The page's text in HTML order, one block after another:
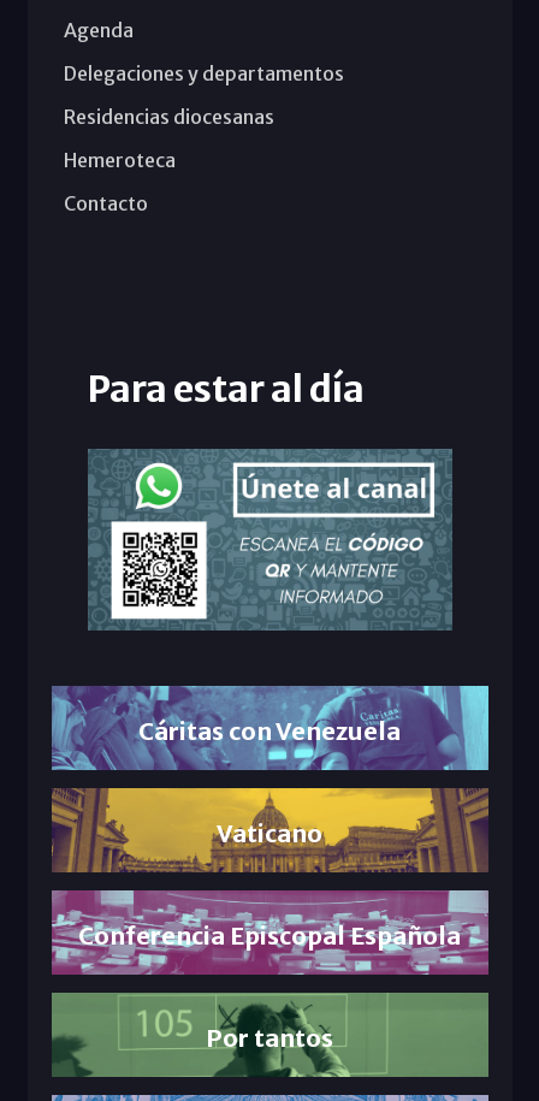
Agenda
Delegaciones y departamentos
Residencias diocesanas
Hemeroteca
Contacto
Para estar al día
Cáritas con Venezuela
Vaticano
Conferencia Episcopal Española
Por tantos